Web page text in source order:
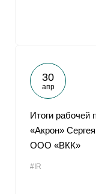
30
апр
Итоги рабочей
«Акрон»
ООО «ВКК»
#IR